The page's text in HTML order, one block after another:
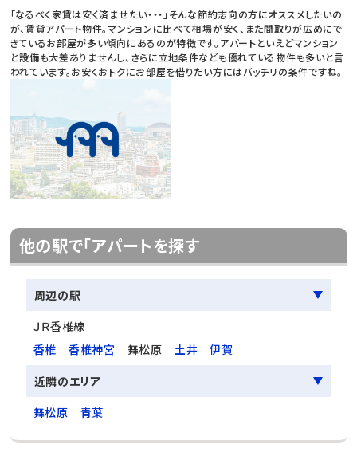
「なるべく家賃は安く済ませたい・・・」そんな節約志向の方にオススメしたいの
が、賃貸アパート物件。マンションに比べて相場が安く、また間取りが広めにで
きているお部屋が多い傾向にあるのが特徴です。アパートといえどマンション
と設備も大差ありませんし、さらに立地条件なども優れている物件も多いと言
われています。お安くおトクにお部屋を借りたい方にはバッチリの条件ですね。
他の駅で「アパートを探す
周辺の駅
ＪＲ香椎線
香椎
香椎神宮 舞松原 土井
伊賀
近隣のエリア
舞松原
青葉